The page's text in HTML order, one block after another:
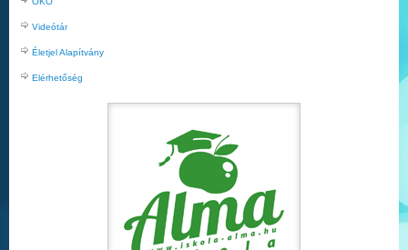
Videótár
Életjel Alapítvány
Elérhetőség